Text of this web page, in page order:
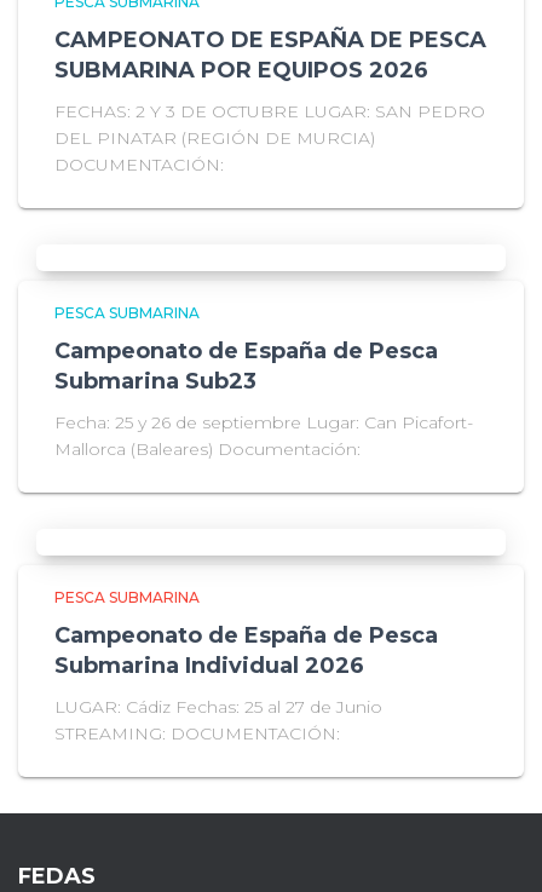
CAMPEONATO DE ESPAÑA DE PESCA
SUBMARINA POR EQUIPOS 2026
FECHAS: 2 Y 3 DE OCTUBRE LUGAR: SAN PEDRO
DEL PINATAR (REGIÓN DE MURCIA)
DOCUMENTACIÓN:
PESCA SUBMARINA
Campeonato de España de Pesca
Submarina Sub23
Fecha: 25 y 26 de septiembre Lugar: Can Picafort-
Mallorca (Baleares) Documentación:
PESCA SUBMARINA
Campeonato de España de Pesca
Submarina Individual 2026
LUGAR: Cádiz Fechas: 25 al 27 de Junio
STREAMING: DOCUMENTACIÓN:
FEDAS